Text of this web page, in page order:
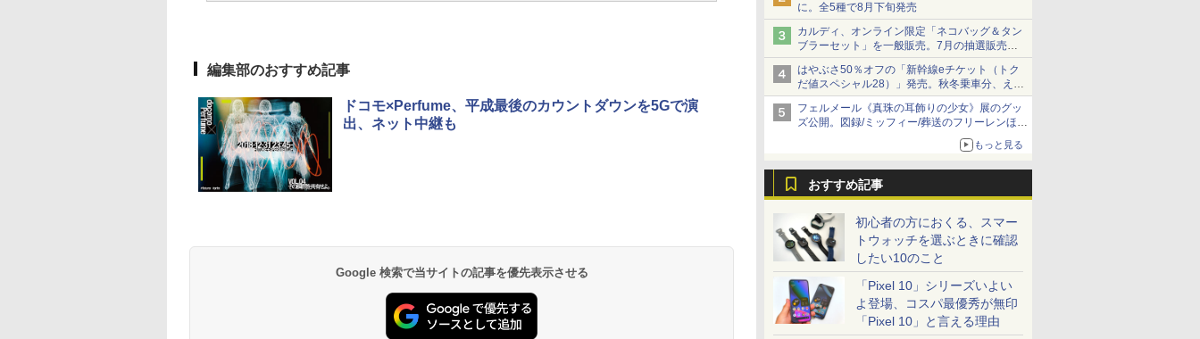
に。全5種で8月下旬発売
カルディ、オンライン限定「ネコバッグ＆タン
ブラーセット」を一般販売。7月の抽選販売の
当選無効分
はやぶさ50％オフの「新幹線eチケット（トク
だ値スペシャル28）」発売。秋冬乗車分、えき
ねっと限定
フェルメール《真珠の耳飾りの少女》展のグッ
ズ公開。図録/ミッフィー/葬送のフリーレンほ
もっと見る
おすすめ記事
初心者の方におくる、スマー
トウォッチを選ぶときに確認
したい10のこと
「Pixel 10」シリーズいよい
よ登場、コスパ最優秀が無印
「Pixel 10」と言える理由
編集部のおすすめ記事
ドコモ×Perfume、平成最後のカウントダウンを5Gで演
出、ネット中継も
Google 検索で当サイトの記事を優先表示させる